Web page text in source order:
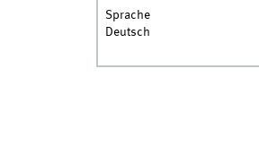
Sprache
Deutsch